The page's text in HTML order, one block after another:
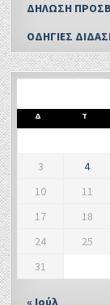
ΔΗΛΩΣΗ
ΟΔΗΓΙΕΣ
Δ Τ
3
4
10
11
17
18
24
25
31
« Ιούλ